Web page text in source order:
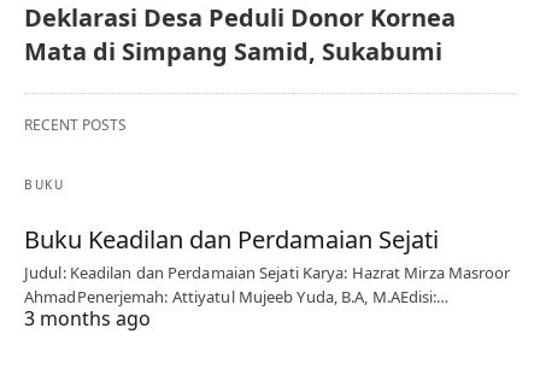
Deklarasi Desa Peduli Donor Kornea
Mata di Simpang Samid, Sukabumi
RECENT POSTS
BUKU
Buku Keadilan dan Perdamaian Sejati
Judul: Keadilan dan Perdamaian Sejati Karya: Hazrat Mirza Masroor
AhmadPenerjemah: Attiyatul Mujeeb Yuda, B.A, M.AEdisi:…
3 months ago